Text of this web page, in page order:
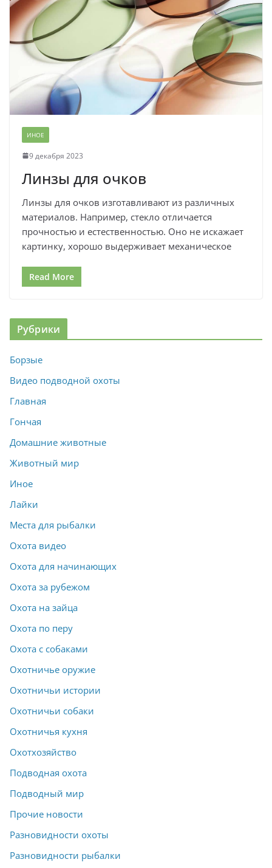
ИНОЕ
9 декабря 2023
Линзы для очков
Линзы для очков изготавливают из различных
материалов. Например, стекло отличается
прочностью и естественностью. Оно не искажает
картинку, хорошо выдерживает механическое
Read More
Рубрики
Борзые
Видео подводной охоты
Главная
Гончая
Домашние животные
Животный мир
Иное
Лайки
Места для рыбалки
Охота видео
Охота для начинающих
Охота за рубежом
Охота на зайца
Охота по перу
Охота с собаками
Охотничье оружие
Охотничьи истории
Охотничьи собаки
Охотничья кухня
Охотхозяйство
Подводная охота
Подводный мир
Прочие новости
Разновидности охоты
Разновидности рыбалки